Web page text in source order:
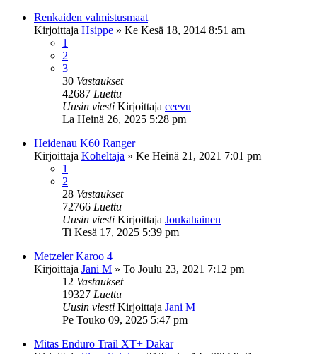
Renkaiden valmistusmaat
Kirjoittaja Hsippe » Ke Kesä 18, 2014 8:51 am
1
2
3
30 Vastaukset
42687 Luettu
Uusin viesti Kirjoittaja ceevu
La Heinä 26, 2025 5:28 pm
Heidenau K60 Ranger
Kirjoittaja Koheltaja » Ke Heinä 21, 2021 7:01 pm
1
2
28 Vastaukset
72766 Luettu
Uusin viesti Kirjoittaja Joukahainen
Ti Kesä 17, 2025 5:39 pm
Metzeler Karoo 4
Kirjoittaja Jani M » To Joulu 23, 2021 7:12 pm
12 Vastaukset
19327 Luettu
Uusin viesti Kirjoittaja Jani M
Pe Touko 09, 2025 5:47 pm
Mitas Enduro Trail XT+ Dakar